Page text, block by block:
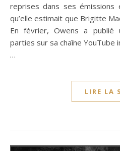
reprises dans ses émissions
qu’elle estimait que Brigitte
En février, Owens a publié
parties sur sa chaîne YouTube
…
LIRE LA